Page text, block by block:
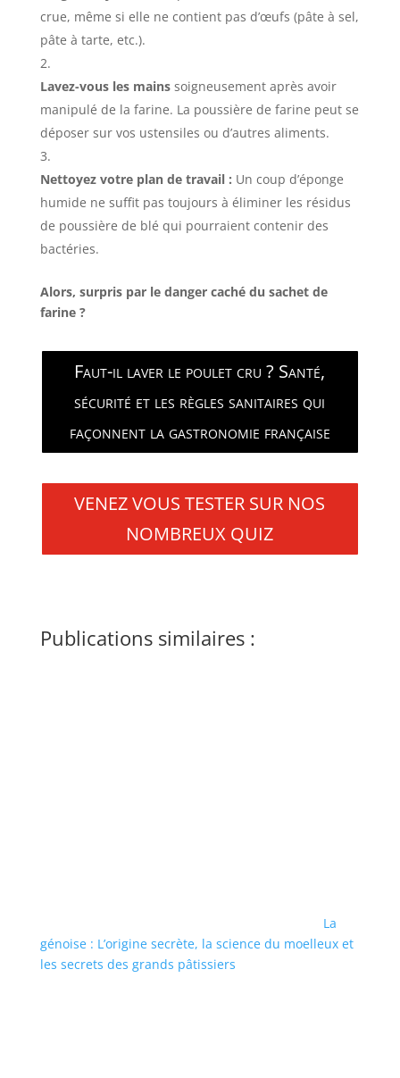
crue, même si elle ne contient pas d’œufs (pâte à sel,
pâte à tarte, etc.).
Lavez-vous les mainssoigneusement après avoir
manipulé de la farine. La poussière de farine peut se
déposer sur vos ustensiles ou d’autres aliments.
Nettoyez votre plan de travail : Un coup d’éponge
humide ne suffit pas toujours à éliminer les résidus
de poussière de blé qui pourraient contenir des
bactéries.
Alors, surpris par le danger caché du sachet de
farine ?
Faut-il laver le poulet cru ? Santé,
sécurité et les règles sanitaires qui
façonnent la gastronomie française
VENEZ VOUS TESTER SUR NOS
NOMBREUX QUIZ
Publications similaires :
La
génoise : L’origine secrète, la science du moelleux et
les secrets des grands pâtissiers